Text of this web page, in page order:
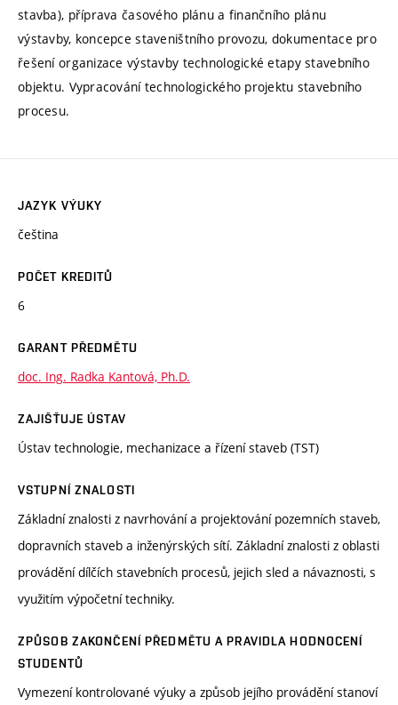
stavba), příprava časového plánu a finančního plánu
výstavby, koncepce staveništního provozu, dokumentace pro
řešení organizace výstavby technologické etapy stavebního
objektu. Vypracování technologického projektu stavebního
procesu.
JAZYK VÝUKY
čeština
POČET KREDITŮ
6
GARANT PŘEDMĚTU
doc. Ing. Radka Kantová, Ph.D.
ZAJIŠŤUJE ÚSTAV
Ústav technologie, mechanizace a řízení staveb (TST)
VSTUPNÍ ZNALOSTI
Základní znalosti z navrhování a projektování pozemních staveb,
dopravních staveb a inženýrských sítí. Základní znalosti z oblasti
provádění dílčích stavebních procesů, jejich sled a návaznosti, s
využitím výpočetní techniky.
ZPŮSOB ZAKONČENÍ PŘEDMĚTU A PRAVIDLA HODNOCENÍ
STUDENTŮ
Vymezení kontrolované výuky a způsob jejího provádění stanoví